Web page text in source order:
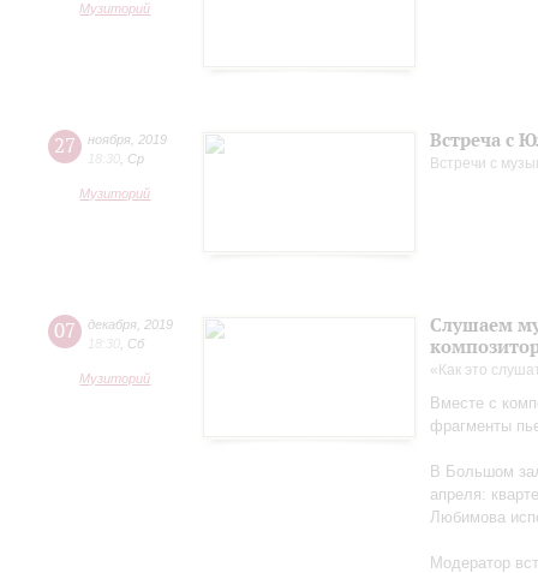
Музиторий
27 ноября 2019
18:30 Ср
Музиторий
Встреча с
Встречи с
07 декабря 2019
18:30 Сб
Музиторий
Слушаем
«Как это
Вместе с
фрагменты
В Большом
апреля:
Любимова
Модератор